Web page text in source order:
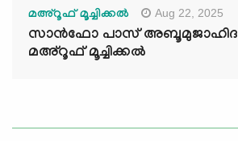
മഅ്റൂഫ് മൂച്ചിക്കല്‍ Aug 22, 2025
സാൻഫോ പാസ്
മഅ്റൂഫ് മൂച്ചിക്കല്‍